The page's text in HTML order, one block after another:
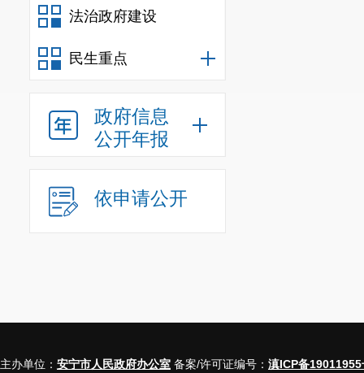
法治政府建设
民生重点
政府信息
公开年报
依申请公开
赵 勇 市农业农
主办单位： 安宁市人民政府办公室 备案/许可证编号： 滇ICP备